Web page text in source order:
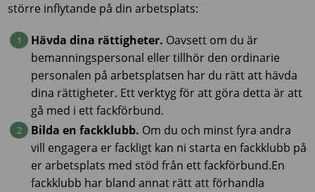
större inflytande på din arbetsplats:
Hävda dina rättigheter. Oavsett om du är
bemanningspersonal eller tillhör den ordinarie
personalen på arbetsplatsen har du rätt att hävda
dina rättigheter. Ett verktyg för att göra detta är att
gå med i ett fackförbund.
Bilda en fackklubb. Om du och minst fyra andra
vill engagera er fackligt kan ni starta en fackklubb på
er arbetsplats med stöd från ett fackförbund.En
fackklubb har bland annat rätt att förhandla